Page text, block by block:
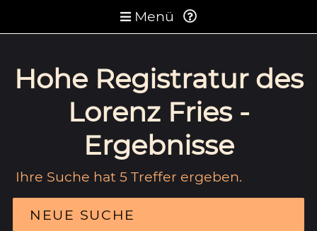
Menü
Hohe Registratur des
Lorenz Fries -
Ergebnisse
Ihre Suche hat 5 Treffer ergeben.
NEUE SUCHE